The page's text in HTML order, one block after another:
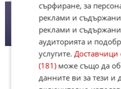
Сотир
през
04.04.2019
сърфиране, за
реклами и
реклами и
аудиторията и
услугите.Доставчици
(181)може също да
данните ви за тези и